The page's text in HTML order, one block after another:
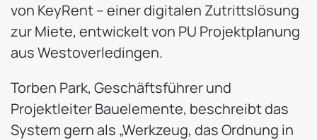
von KeyRent – einer digitalen Zutrittslösung
zur Miete, entwickelt von PU Projektplanung
aus Westoverledingen.
Torben Park, Geschäftsführer und
Projektleiter Bauelemente, beschreibt das
System gern als „Werkzeug, das Ordnung in